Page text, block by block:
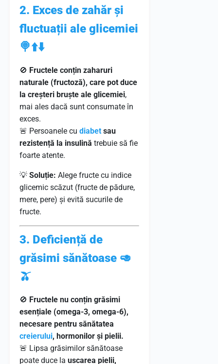
2. Exces de zahăr și
fluctuații ale glicemiei
🍭⬆️⬇️
🚫 Fructele conțin zaharuri
naturale (fructoză), care pot duce
la creșteri bruște ale glicemiei,
mai ales dacă sunt consumate în
exces.
🚨 Persoanele cu diabet sau
rezistență la insulină trebuie să fie
foarte atente.
💡 Soluție: Alege fructe cu indice
glicemic scăzut (fructe de pădure,
mere, pere) și evită sucurile de
fructe.
3. Deficiență de
grăsimi sănătoase 🥑
🫒
🚫 Fructele nu conțin grăsimi
esențiale (omega-3, omega-6),
necesare pentru sănătatea
creierului, hormonilor și pielii.
🚨 Lipsa grăsimilor sănătoase
poate duce la uscarea pielii,